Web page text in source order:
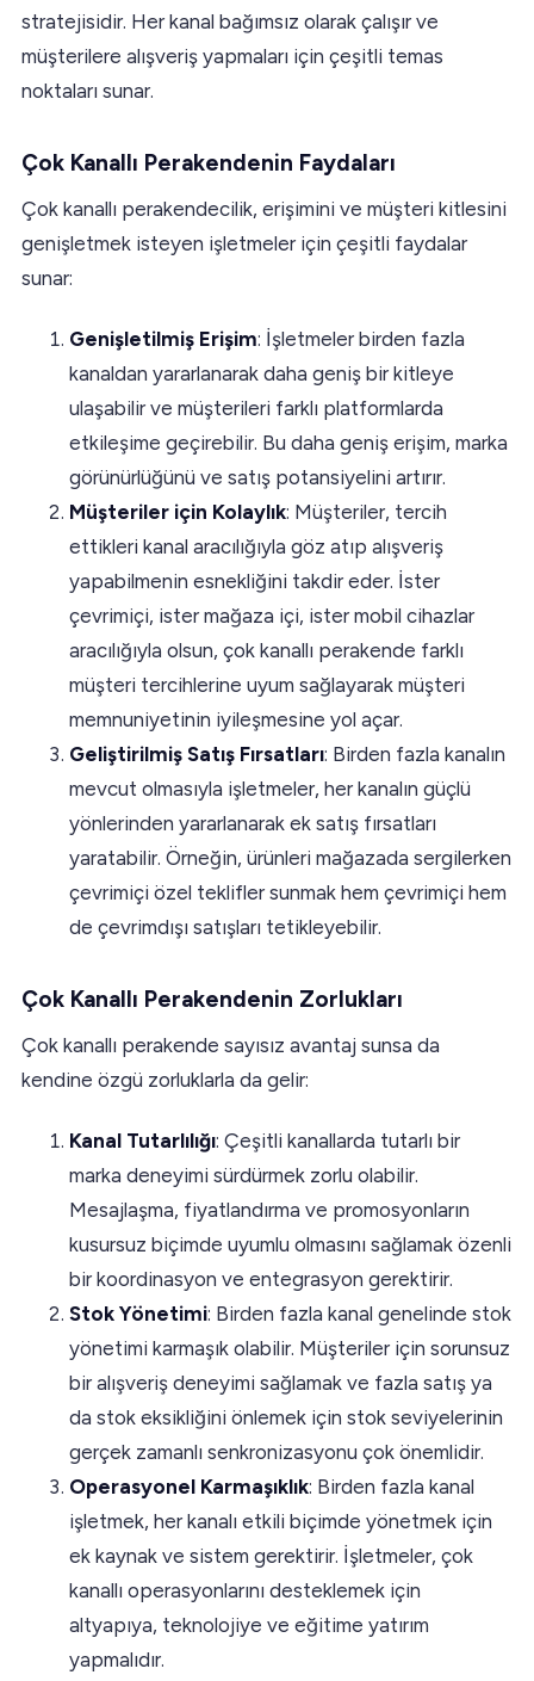
stratejisidir. Her kanal bağımsız olarak çalışır ve
müşterilere alışveriş yapmaları için çeşitli temas
noktaları sunar.
Çok Kanallı Perakendenin Faydaları
Çok kanallı perakendecilik, erişimini ve müşteri kitlesini
genişletmek isteyen işletmeler için çeşitli faydalar
sunar:
Genişletilmiş Erişim: İşletmeler birden fazla
kanaldan yararlanarak daha geniş bir kitleye
ulaşabilir ve müşterileri farklı platformlarda
etkileşime geçirebilir. Bu daha geniş erişim, marka
görünürlüğünü ve satış potansiyelini artırır.
Müşteriler için Kolaylık: Müşteriler, tercih
ettikleri kanal aracılığıyla göz atıp alışveriş
yapabilmenin esnekliğini takdir eder. İster
çevrimiçi, ister mağaza içi, ister mobil cihazlar
aracılığıyla olsun, çok kanallı perakende farklı
müşteri tercihlerine uyum sağlayarak müşteri
memnuniyetinin iyileşmesine yol açar.
Geliştirilmiş Satış Fırsatları: Birden fazla kanalın
mevcut olmasıyla işletmeler, her kanalın güçlü
yönlerinden yararlanarak ek satış fırsatları
yaratabilir. Örneğin, ürünleri mağazada sergilerken
çevrimiçi özel teklifler sunmak hem çevrimiçi hem
de çevrimdışı satışları tetikleyebilir.
Çok Kanallı Perakendenin Zorlukları
Çok kanallı perakende sayısız avantaj sunsa da
kendine özgü zorluklarla da gelir:
Kanal Tutarlılığı: Çeşitli kanallarda tutarlı bir
marka deneyimi sürdürmek zorlu olabilir.
Mesajlaşma, fiyatlandırma ve promosyonların
kusursuz biçimde uyumlu olmasını sağlamak özenli
bir koordinasyon ve entegrasyon gerektirir.
Stok Yönetimi: Birden fazla kanal genelinde stok
yönetimi karmaşık olabilir. Müşteriler için sorunsuz
bir alışveriş deneyimi sağlamak ve fazla satış ya
da stok eksikliğini önlemek için stok seviyelerinin
gerçek zamanlı senkronizasyonu çok önemlidir.
Operasyonel Karmaşıklık: Birden fazla kanal
işletmek, her kanalı etkili biçimde yönetmek için
ek kaynak ve sistem gerektirir. İşletmeler, çok
kanallı operasyonlarını desteklemek için
altyapıya, teknolojiye ve eğitime yatırım
yapmalıdır.